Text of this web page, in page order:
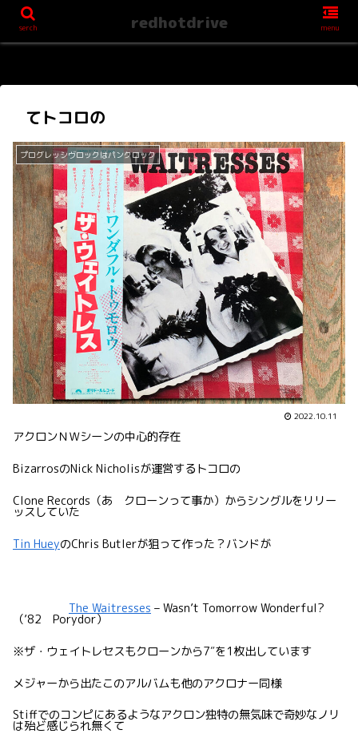
てトコロの
プログレッシヴロックはパンクロック
2022.10.11
アクロンＮＷシーンの中心的存在
BizarrosのNick Nicholisが運営するトコロの
Clone Records（あ クローンって事か）からシングルをリリー
ッスしていた
Tin HueyのChris Butlerが狙って作った？バンドが
The Waitresses – Wasn’t Tomorrow Wonderful?
（’82 Porydor）
※ザ・ウェイトレセスもクローンから7″を1枚出しています
メジャーから出たこのアルバムも他のアクロナー同様
Stiffでのコンピにあるようなアクロン独特の無気味で奇妙なノリ
は殆ど感じられ無くて
serch redhotdrive menu